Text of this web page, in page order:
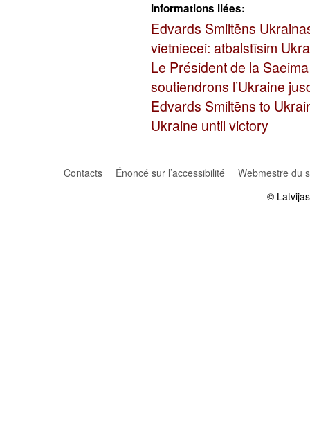
Informations liées:
Edvards Smiltēns
vietniecei: atbalstīsim
Le Président de la
soutiendrons l’Ukraine
Edvards Smiltēns to
Ukraine until victory
Contacts Énoncé sur l’accessibilité
Webmestre du
©